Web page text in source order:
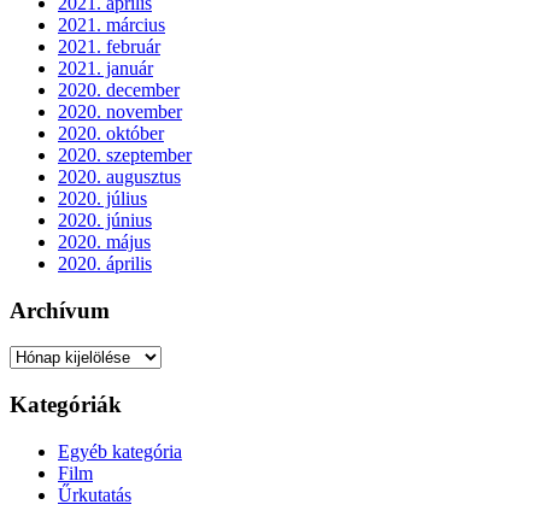
2021. március
2021. február
2021. január
2020. december
2020. november
2020. október
2020. szeptember
2020. augusztus
2020. július
2020. június
2020. május
2020. április
Archívum
Archívum
Kategóriák
Egyéb kategória
Film
Űrkutatás